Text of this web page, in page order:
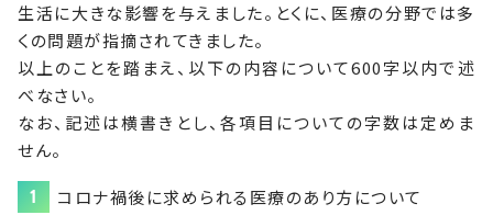
生活に大きな影響を与えました。とくに、医療の分野では多
くの問題が指摘されてきました。
以上のことを踏まえ、以下の内容について600字以内で述
べなさい。
なお、記述は横書きとし、各項目についての字数は定めま
せん。
コロナ禍後に求められる医療のあり方について